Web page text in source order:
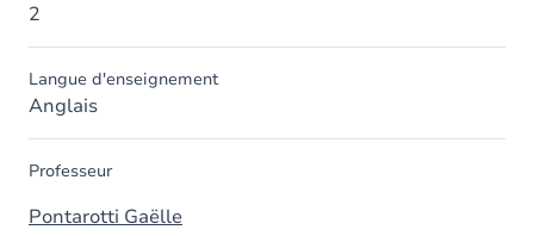
2
Langue d'enseignement
Anglais
Professeur
Pontarotti Gaëlle